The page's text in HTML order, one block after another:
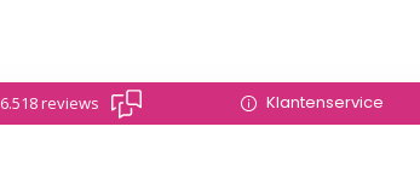
6.518 reviews Klantenservice